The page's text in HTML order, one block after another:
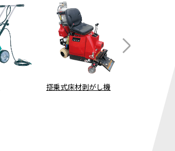
搭乗式床材剥がし機